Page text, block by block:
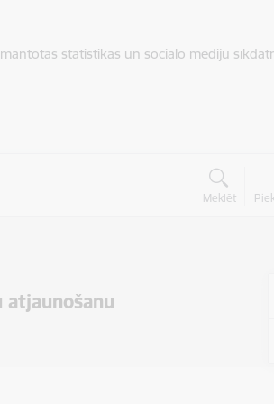
statistikas un sociālo mediju
Meklēt